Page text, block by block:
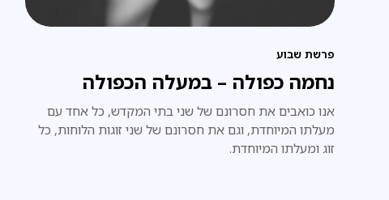
פרשת שבוע
נחמה כפולה – במעלה הכפולה
אנו כואבים את חסרונם של שני בתי המקדש, כל אחד עם
מעלתו המיוחדת, וגם את חסרונם של שני זוגות הלוחות, כל
זוג ומעלתו המיוחדת.